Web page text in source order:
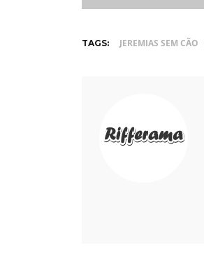
TAGS: JEREMIAS SEM CÃO